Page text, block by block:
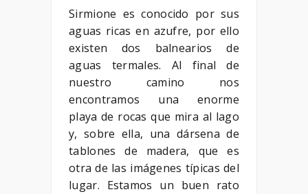
Sirmione es conocido por sus
aguas ricas en azufre, por ello
existen dos balnearios de
aguas termales. Al final de
nuestro camino nos
encontramos una enorme
playa de rocas que mira al lago
y, sobre ella, una dársena de
tablones de madera, que es
otra de las imágenes típicas del
lugar. Estamos un buen rato